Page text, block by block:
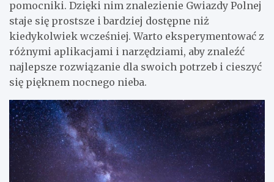
pomocniki. Dzięki nim znalezienie Gwiazdy Polnej
staje się prostsze i bardziej dostępne niż
kiedykolwiek wcześniej. Warto eksperymentować z
różnymi aplikacjami i narzędziami, aby znaleźć
najlepsze rozwiązanie dla swoich potrzeb i cieszyć
się pięknem nocnego nieba.